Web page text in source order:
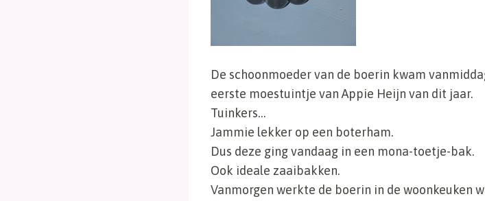
De schoonmoeder van de boerin kwam
eerste moestuintje van Appie Heijn van dit jaar.
Tuinkers…
Jammie lekker op een boterham.
Dus deze ging vandaag in een mona-toetje-bak.
Ook ideale zaaibakken.
Vanmorgen werkte de boerin in de woonkeuken